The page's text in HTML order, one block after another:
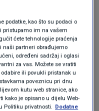
podatke, kao što su podaci o
pristupamo im na vašem
ćete tehnologije praćenja
naši partneri obrađujemo
određeni sadržaj i oglasi
za vas. Možete se vratiti
ili povukli pristanak u
poveznicu pri dnu
kutu web stranice, ako
kako je opisano u dijelu Web-
Politiku privatnosti. Dodatne